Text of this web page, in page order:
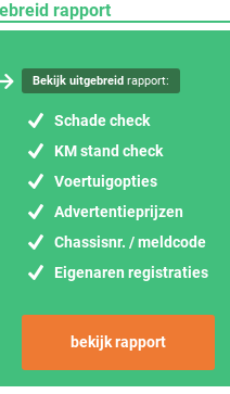
rapport
Bekijk uitgebreid rapport:
Schade check
KM stand check
Voertuigopties
Advertentieprijzen
Chassisnr. / meldcode
Eigenaren registraties
bekijk rapport